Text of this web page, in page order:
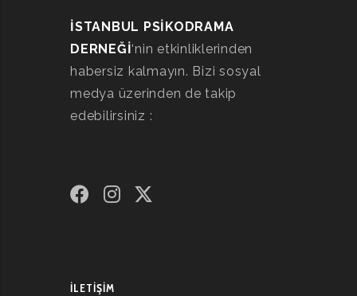
İSTANBUL PSİKODRAMA
DERNEĞİ‘nin etkinliklerinden
habersiz kalmayın. Bizi sosyal
medya üzerinden de takip
edebilirsiniz :
İLETIŞIM